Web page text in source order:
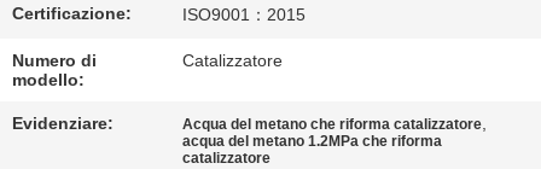
NOTIZIE
CASI
Certificazione: ISO9001：2015
Numero di
modello:
Catalizzatore
Evidenziare: Acqua del metano che riforma catalizzatore,
acqua del metano 1.2MPa che riforma
catalizzatore